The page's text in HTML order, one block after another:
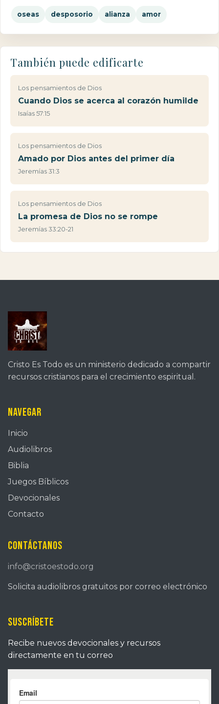
oseas desposorio alianza amor
También puede edificarte
Los pensamientos de Dios
Cuando Dios se acerca al corazón humilde
Isaías 57:15
Los pensamientos de Dios
Amado por Dios antes del primer día
Jeremías 31:3
Los pensamientos de Dios
La promesa de Dios no se rompe
Jeremías 33:20-21
Cristo Es Todo es un ministerio dedicado a compartir
recursos cristianos para el crecimiento espiritual.
Navegar
Inicio
Audiolibros
Biblia
Juegos Bíblicos
Devocionales
Contacto
Contáctanos
info@cristoestodo.org
Solicita audiolibros gratuitos por correo electrónico
Suscríbete
Recibe nuevos devocionales y recursos
directamente en tu correo